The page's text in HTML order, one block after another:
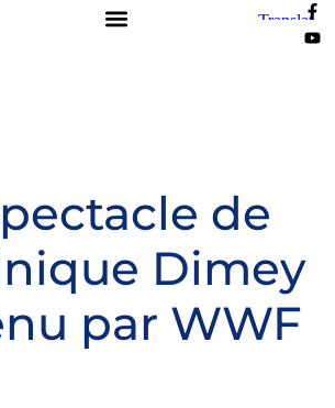
de
Dimey
par WWF